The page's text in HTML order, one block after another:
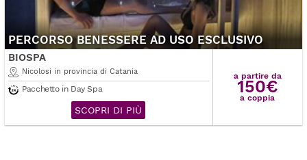
PERCORSO BENESSERE AD USO ESCLUSIVO
BIOSPA
Nicolosi in provincia di Catania
Pacchetto in Day Spa
SCOPRI DI PIÙ
a partire da
150€
a coppia